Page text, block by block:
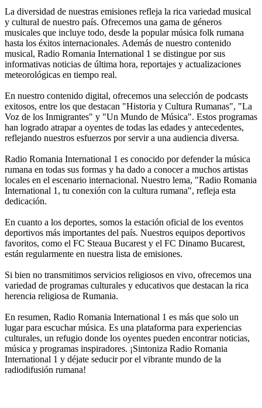
La diversidad de nuestras emisiones refleja la rica variedad musical
y cultural de nuestro país. Ofrecemos una gama de géneros
musicales que incluye todo, desde la popular música folk rumana
hasta los éxitos internacionales. Además de nuestro contenido
musical, Radio Romania International 1 se distingue por sus
informativas noticias de última hora, reportajes y actualizaciones
meteorológicas en tiempo real.
En nuestro contenido digital, ofrecemos una selección de podcasts
exitosos, entre los que destacan "Historia y Cultura Rumanas", "La
Voz de los Inmigrantes" y "Un Mundo de Música". Estos programas
han logrado atrapar a oyentes de todas las edades y antecedentes,
reflejando nuestros esfuerzos por servir a una audiencia diversa.
Radio Romania International 1 es conocido por defender la música
rumana en todas sus formas y ha dado a conocer a muchos artistas
locales en el escenario internacional. Nuestro lema, "Radio Romania
International 1, tu conexión con la cultura rumana", refleja esta
dedicación.
En cuanto a los deportes, somos la estación oficial de los eventos
deportivos más importantes del país. Nuestros equipos deportivos
favoritos, como el FC Steaua Bucarest y el FC Dinamo Bucarest,
están regularmente en nuestra lista de emisiones.
Si bien no transmitimos servicios religiosos en vivo, ofrecemos una
variedad de programas culturales y educativos que destacan la rica
herencia religiosa de Rumania.
En resumen, Radio Romania International 1 es más que solo un
lugar para escuchar música. Es una plataforma para experiencias
culturales, un refugio donde los oyentes pueden encontrar noticias,
música y programas inspiradores. ¡Sintoniza Radio Romania
International 1 y déjate seducir por el vibrante mundo de la
radiodifusión rumana!